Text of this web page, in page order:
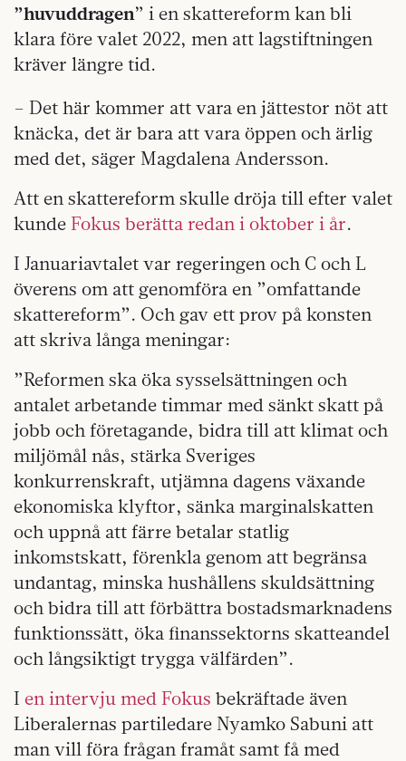
”huvuddragen” i en skattereform kan bli
klara före valet 2022, men att lagstiftningen
kräver längre tid.
– Det här kommer att vara en jättestor nöt att
knäcka, det är bara att vara öppen och ärlig
med det, säger Magdalena Andersson.
Att en skattereform skulle dröja till efter valet
kunde Fokus berätta redan i oktober i år.
I Januariavtalet var regeringen och C och L
överens om att genomföra en ”omfattande
skattereform”. Och gav ett prov på konsten
att skriva långa meningar:
”Reformen ska öka sysselsättningen och
antalet arbetande timmar med sänkt skatt på
jobb och företagande, bidra till att klimat och
miljömål nås, stärka Sveriges
konkurrenskraft, utjämna dagens växande
ekonomiska klyftor, sänka marginalskatten
och uppnå att färre betalar statlig
inkomstskatt, förenkla genom att begränsa
undantag, minska hushållens skuldsättning
och bidra till att förbättra bostadsmarknadens
funktionssätt, öka finanssektorns skatteandel
och långsiktigt trygga välfärden”.
I en intervju med Fokus bekräftade även
Liberalernas partiledare Nyamko Sabuni att
man vill föra frågan framåt samt få med